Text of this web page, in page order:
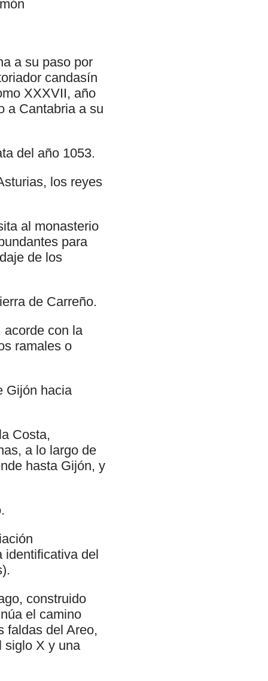
a su paso por
candasín
XXXVII, año
a Cantabria a su
del año 1053.
los reyes
al monasterio
para
de los
de Carreño.
acorde con la
ramales o
Gijón hacia
Costa,
a lo largo de
hasta Gijón, y
identificativa del
construido
el camino
faldas del Areo,
siglo X y una